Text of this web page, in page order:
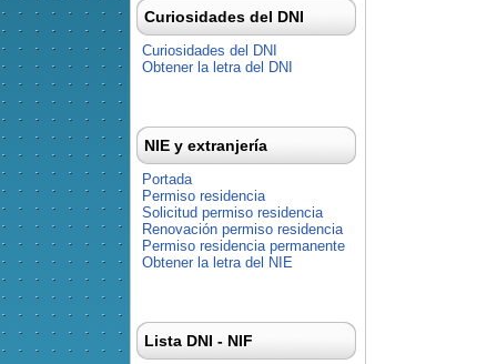
Curiosidades del DNI
Curiosidades del DNI
Obtener la letra del DNI
NIE y extranjería
Portada
Permiso residencia
Solicitud permiso residencia
Renovación permiso residencia
Permiso residencia permanente
Obtener la letra del NIE
Lista DNI - NIF